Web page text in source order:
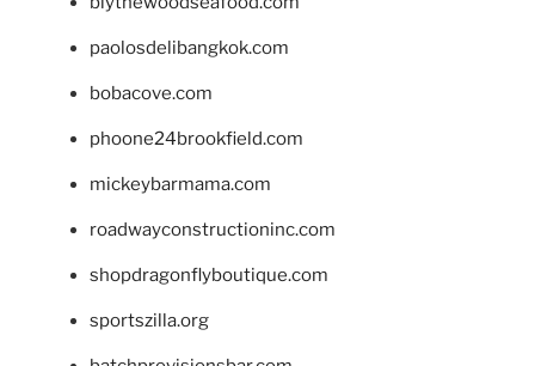
paolosdelibangkok.com
bobacove.com
phoone24brookfield.com
mickeybarmama.com
roadwayconstructioninc.com
shopdragonflyboutique.com
sportszilla.org